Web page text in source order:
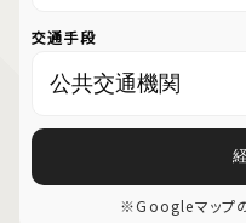
交通手段
※Googleマップ